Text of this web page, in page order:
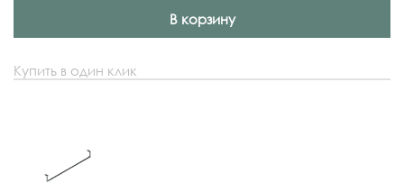
В корзину
Купить в один клик